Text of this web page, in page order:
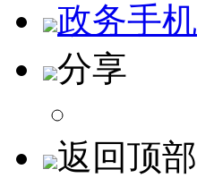
政务手机
分享
返回顶部